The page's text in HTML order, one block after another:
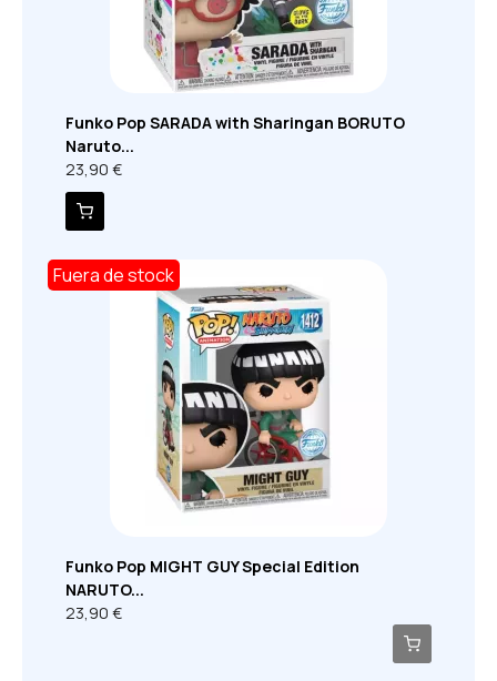
Funko Pop SARADA with Sharingan BORUTO
Naruto...
23,90 €
Fuera de stock
Funko Pop MIGHT GUY Special Edition
NARUTO...
23,90 €